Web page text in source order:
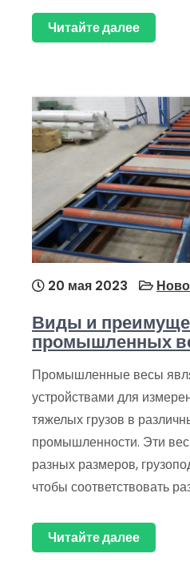
Читайте далее
20 мая 2023
Виды и
промышленных
Промышленные весы
устройствами для
тяжелых грузов в
промышленности. Эти
разных размеров,
чтобы соответствовать
Читайте далее